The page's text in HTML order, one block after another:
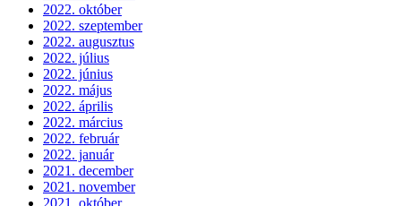
2022. október
2022. szeptember
2022. augusztus
2022. július
2022. június
2022. május
2022. április
2022. március
2022. február
2022. január
2021. december
2021. november